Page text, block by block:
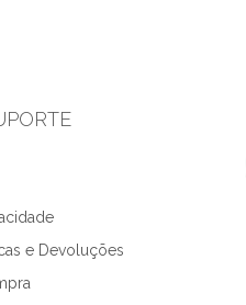
e Devoluções